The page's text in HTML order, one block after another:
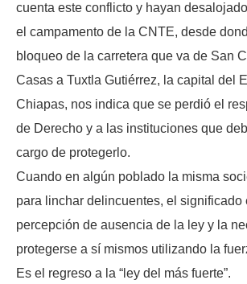
cuenta este conflicto y hayan
el campamento de la CNTE, desde
bloqueo de la carretera que va de San
Casas a Tuxtla Gutiérrez, la capital del
Chiapas, nos indica que se perdió el
de Derecho y a las instituciones que
cargo de protegerlo.
Cuando en algún poblado la misma
para linchar delincuentes, el significado
percepción de ausencia de la ley y la
protegerse a sí mismos utilizando la
Es el regreso a la “ley del más fuerte”.